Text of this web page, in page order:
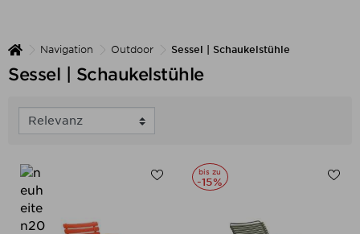
Navigation Outdoor Sessel | Schaukelstühle
Sessel | Schaukelstühle
bis zu
-15%